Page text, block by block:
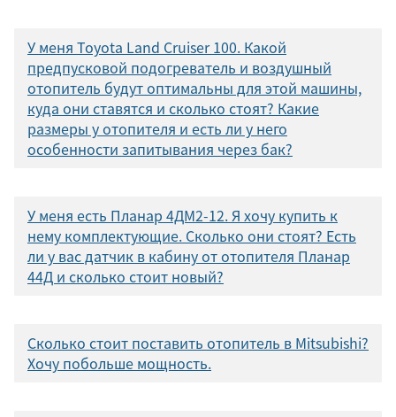
У меня Toyota Land Cruiser 100. Какой
предпусковой подогреватель и воздушный
отопитель будут оптимальны для этой машины,
куда они ставятся и сколько стоят? Какие
размеры у отопителя и есть ли у него
особенности запитывания через бак?
У меня есть Планар 4ДМ2-12. Я хочу купить к
нему комплектующие. Сколько они стоят? Есть
ли у вас датчик в кабину от отопителя Планар
44Д и сколько стоит новый?
Сколько стоит поставить отопитель в Mitsubishi?
Хочу побольше мощность.